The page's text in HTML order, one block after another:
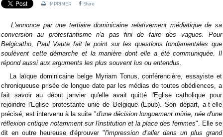
IMPRIMER Share
L'annonce par une tertiaire dominicaine relativement médiatique de sa
conversion au protestantisme n'a pas fini de faire des vagues. Pour
Belgicatho, Paul Vaute fait le point sur les questions fondamentales que
soulèvent cette démarche et la manière dont elle a été communiquée. Il
répond aussi aux arguments les plus souvent lus ou entendus.
La laïque dominicaine belge Myriam Tonus, conférencière, essayiste et
chroniqueuse prisée de longue date par les médias de toutes obédiences, a
fait savoir au début janvier qu'elle avait quitté l'Eglise catholique pour
rejoindre l'Eglise protestante unie de Belgique (Epub). Son départ, a-t-elle
précisé, est intervenu à la suite "d'une décision longuement mûrie, née d'une
réflexion critique notamment sur l'institution et la place des femmes". Elle se
dit en outre heureuse d'éprouver "l'impression d’aller dans un plus grand